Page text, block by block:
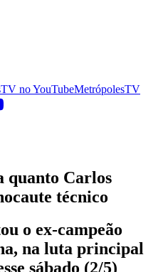
noYouTubeMetrópolesTV
quanto Carlos
técnico
o ex-campeão
na luta principal
sábado (2/5)